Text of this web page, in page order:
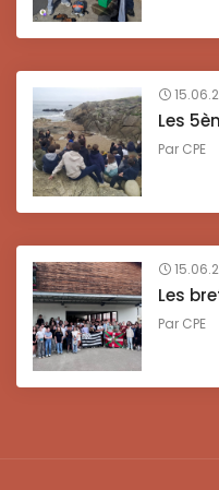
Les
Par CPE
Les
Par CPE